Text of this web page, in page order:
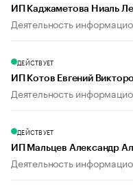
ИП Каджаметова Ниаль
Деятельность
ДЕЙСТВУЕТ
ИП Котов Евгений
Деятельность
ДЕЙСТВУЕТ
ИП Мальцев Александр
Деятельность